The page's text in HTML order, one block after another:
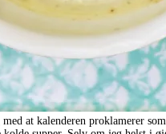
at kalenderen proklamerer